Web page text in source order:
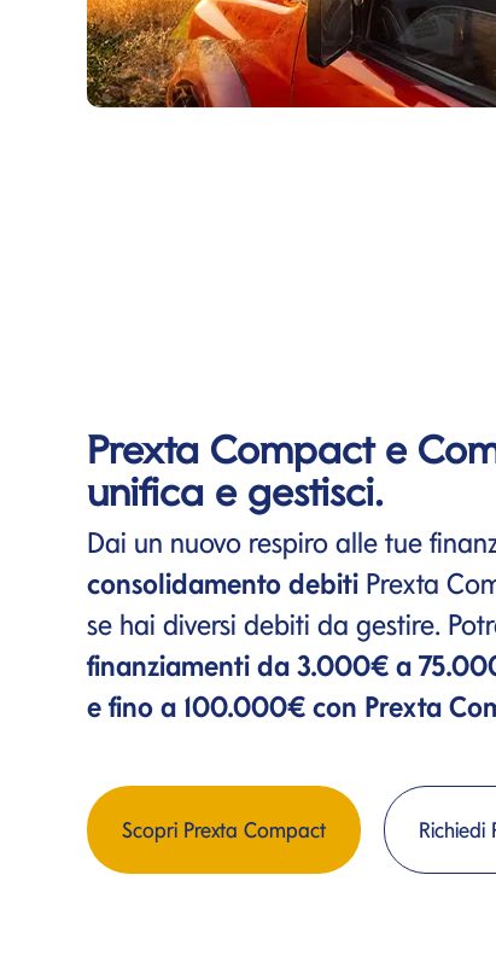
Prexta Compact e
unifica e gestisci.
Dai un nuovo respiro alle tue
consolidamento debiti Prexta
se hai diversi debiti da gestire.
finanziamenti da 3.000€ a
e fino a 100.000€ con Prexta
Scopri Prexta Compact Richiedi